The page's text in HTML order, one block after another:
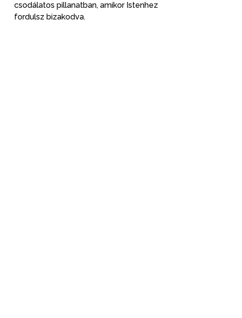
csodálatos pillanatban, amikor Istenhez
fordulsz bizakodva.